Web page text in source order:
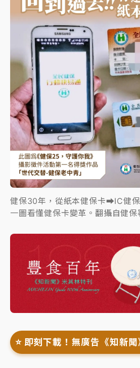
健保30年，從紙本健保卡⮕IC健
一圖看懂健保卡變革。翻攝自健保
⭐️ 即刻下載！無廣告《知新